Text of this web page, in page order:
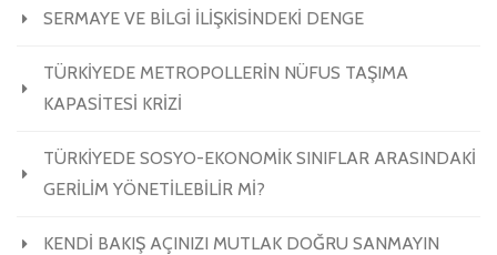
SERMAYE VE BİLGİ İLİŞKİSİNDEKİ DENGE
TÜRKİYEDE METROPOLLERİN NÜFUS TAŞIMA
KAPASİTESİ KRİZİ
TÜRKİYEDE SOSYO-EKONOMİK SINIFLAR ARASINDAKİ
GERİLİM YÖNETİLEBİLİR Mİ?
KENDİ BAKIŞ AÇINIZI MUTLAK DOĞRU SANMAYIN